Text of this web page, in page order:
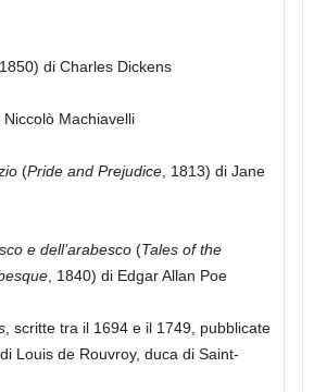
di Charles Dickens
Machiavelli
(Pride and Prejudice , 1813) di Jane
e dell’arabesco (Tales of the
, 1840) di Edgar Allan Poe
, scritte tra il 1694 e il 1749, pubblicate
Louis de Rouvroy, duca di Saint-